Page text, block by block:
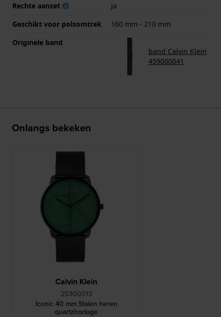
Rechte aanzet
Ja
Geschikt voor polsomtrek
160 mm - 210 mm
Originele band
band Calvin Klein
459000041
Onlangs bekeken
Calvin Klein
25300013
Iconic 40 mm Stalen heren
quartzhorloge